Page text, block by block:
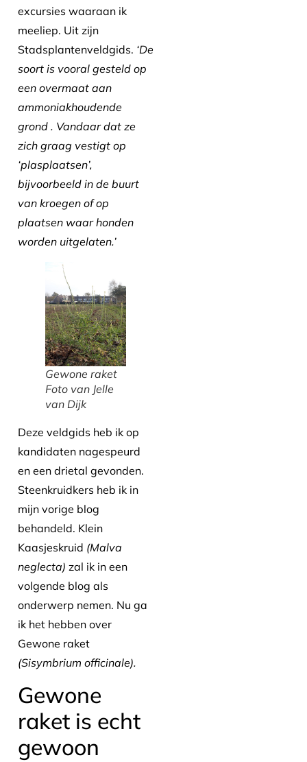
excursies waaraan ik
meeliep. Uit zijn
Stadsplantenveldgids. ‘De
soort is vooral gesteld op
een overmaat aan
ammoniakhoudende
grond . Vandaar dat ze
zich graag vestigt op
‘plasplaatsen’,
bijvoorbeeld in de buurt
van kroegen of op
plaatsen waar honden
worden uitgelaten.’
Gewone raket
Foto van Jelle
van Dijk
Deze veldgids heb ik op
kandidaten nagespeurd
en een drietal gevonden.
Steenkruidkers heb ik in
mijn vorige blog
behandeld. Klein
Kaasjeskruid (Malva
neglecta) zal ik in een
volgende blog als
onderwerp nemen. Nu ga
ik het hebben over
Gewone raket
(Sisymbrium officinale).
Gewone
raket is echt
gewoon